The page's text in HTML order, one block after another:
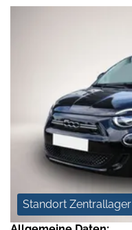
Standort Zentrallager